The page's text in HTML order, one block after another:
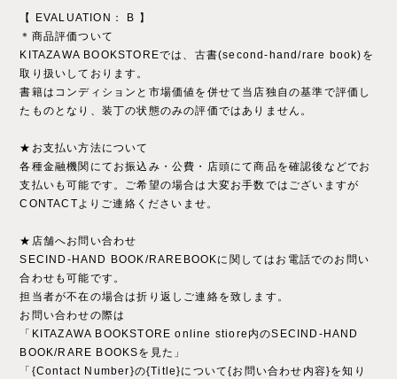
【 EVALUATION： B 】
＊商品評価ついて
KITAZAWA BOOKSTOREでは、古書(second-hand/rare book)を
取り扱いしております。
書籍はコンディションと市場価値を併せて当店独自の基準で評価し
たものとなり、装丁の状態のみの評価ではありません。
★お支払い方法について
各種金融機関にてお振込み・公費・店頭にて商品を確認後などでお
支払いも可能です。ご希望の場合は大変お手数ではございますが
CONTACTよりご連絡くださいませ。
★店舗へお問い合わせ
SECIND-HAND BOOK/RAREBOOKに関してはお電話でのお問い
合わせも可能です。
担当者が不在の場合は折り返しご連絡を致します。
お問い合わせの際は
「KITAZAWA BOOKSTORE online stiore内のSECIND-HAND
BOOK/RARE BOOKSを見た」
「{Contact Number}の{Title}について{お問い合わせ内容}を知り